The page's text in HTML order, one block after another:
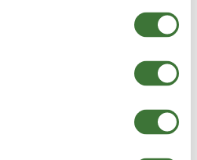
conforme al estado actual de